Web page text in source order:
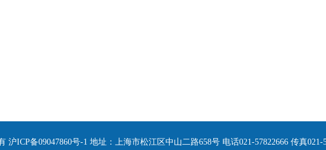
ICP备09047860号-1 地址：上海市松江区中山二路658号 电话021-57822666 传真021-